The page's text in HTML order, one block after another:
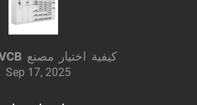
كيفية اختيار مصنع VCB موثوق
Sep 17, 2025